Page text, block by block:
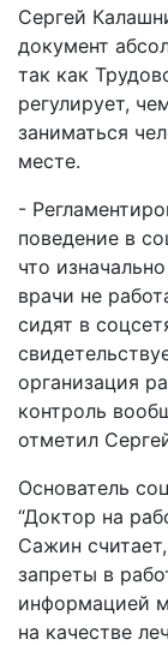
Сергей
документ
так как
регулирует,
заниматься
месте.
-
поведение в
что
врачи не
сидят в
организация
контроль
отметил
Основатель
“Доктор на
Сажин
запреты в
информацией
на качестве